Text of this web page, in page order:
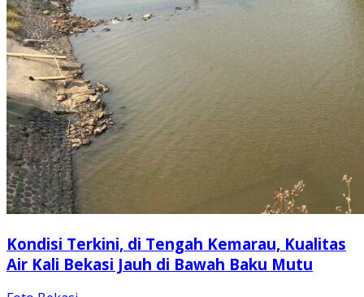
Kondisi Terkini, di Tengah Kemarau, Kualitas
Air Kali Bekasi Jauh di Bawah Baku Mutu